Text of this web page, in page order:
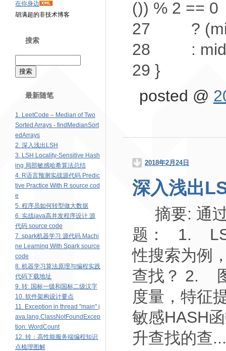
在你身边
胡满超的非技术博客
搜索
最新随笔
1. LeetCode – Median of Two
Sorted Arrays - findMedianSort
edArrays
2. 深入浅出LSH
3. LSH Locality-Sensitive Hash
ing 局部敏感哈希算法总结
4. R语言预测实战源代码 Predic
tive Practice With R source cod
e
5. 程序员如何转型做大数据
6. 实战java高并发程序设计 源
代码 source code
7. spark机器学习 源代码 Machi
ne Learning With Spark source
code
8. 机器学习算法原理与编程实践
代码下载地址
9. 转: 国标一级和国标二级汉字
10. 软件架构设计要点
11. Exception in thread "main" j
ava.lang.ClassNotFoundExcep
tion: WordCount
12. 转：高性能服务端编程知识
点梳理图解
()) % 2 == 0
27 ?
28 :
29 }
posted @
2018年2月24日
深入浅出
摘要: 通过
题： 1.
性搜索为例
查找？ 2.
度量，特征
敏感HASH
升查找的查